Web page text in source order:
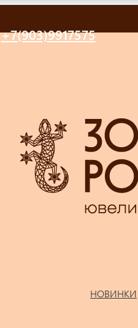
+7(903)9917575
НОВИНКИ